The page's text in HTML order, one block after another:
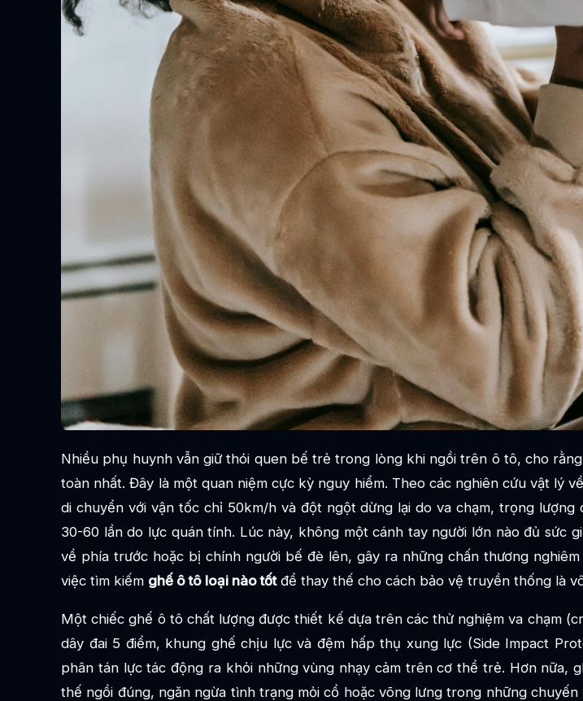
Nhiều phụ huynh vẫn giữ thói quen bế trẻ trong lòng khi ngồi trên ô tô, cho
toàn nhất. Đây là một quan niệm cực kỳ nguy hiểm. Theo các nghiên cứu vật lý
di chuyển với vận tốc chỉ 50km/h và đột ngột dừng lại do va chạm, trọng
30-60 lần do lực quán tính. Lúc này, không một cánh tay người lớn nào đủ sức
về phía trước hoặc bị chính người bế đè lên, gây ra những chấn thương
việc tìm kiếm ghế ô tô loại nào tốtđể thay thế cho cách bảo vệ truyền thống là
Một chiếc ghế ô tô chất lượng được thiết kế dựa trên các thử nghiệm va chạm
dây đai 5 điểm, khung ghế chịu lực và đệm hấp thụ xung lực (Side Impact
phân tán lực tác động ra khỏi những vùng nhạy cảm trên cơ thể trẻ. Hơn nữa,
thế ngồi đúng, ngăn ngừa tình trạng mỏi cổ hoặc võng lưng trong những chuyến